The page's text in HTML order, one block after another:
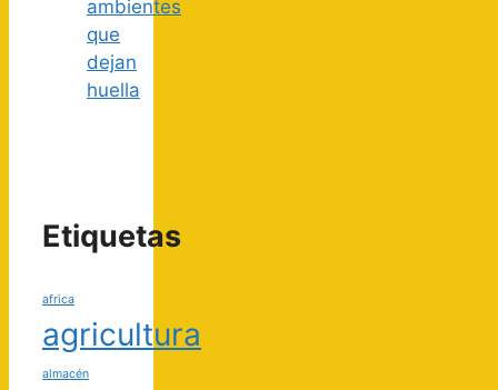
ambientes
que
dejan
huella
Etiquetas
africa
agricultura
almacén